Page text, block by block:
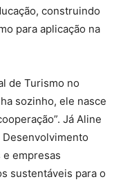
construindo
para aplicação na
de Turismo no
sozinho, ele nasce
Já Aline
Desenvolvimento
e empresas
sustentáveis para o